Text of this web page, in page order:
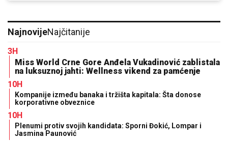
NajnovijeNajčitanije
3H
Miss World Crne Gore Anđela Vukadinović zablistala
na luksuznoj jahti: Wellness vikend za pamćenje
10H
Kompanije između banaka i tržišta kapitala: Šta donose
korporativne obveznice
10H
Plenumi protiv svojih kandidata: Sporni Đokić, Lompar i
Jasmina Paunović